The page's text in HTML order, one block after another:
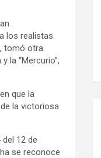
los realistas.
tomó otra
la “Mercurio”,
que la
la victoriosa
12 de
se reconoce